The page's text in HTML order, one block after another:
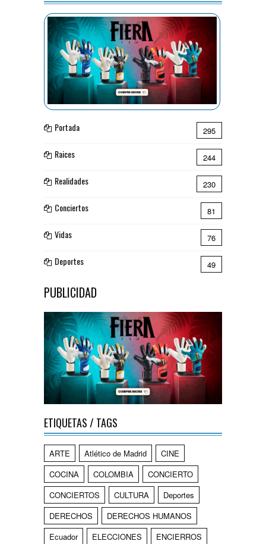
Portada 295
Raices 244
Realidades 230
Conciertos 81
Vidas 76
Deportes 49
PUBLICIDAD
ETIQUETAS / TAGS
ARTE Atlético de Madrid
CINE
COCINA
COLOMBIA
CONCIERTO
CONCIERTOS
CULTURA
Deportes
DERECHOS
DERECHOS HUMANOS
Ecuador
ELECCIONES
ENCIERROS